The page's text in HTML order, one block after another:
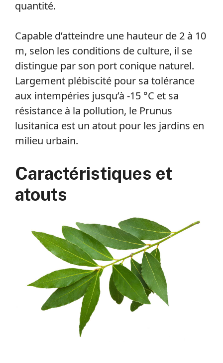
quantité.
Capable d’atteindre une hauteur de 2 à 10
m, selon les conditions de culture, il se
distingue par son port conique naturel.
Largement plébiscité pour sa tolérance
aux intempéries jusqu’à -15 °C et sa
résistance à la pollution, le Prunus
lusitanica est un atout pour les jardins en
milieu urbain.
Caractéristiques et
atouts